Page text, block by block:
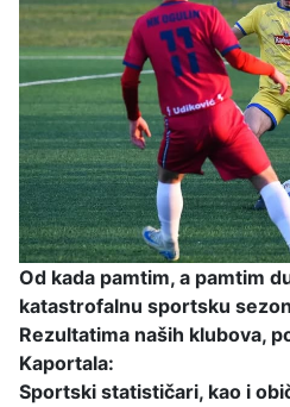
Od kada pamtim, a pamtim
katastrofalnu sportsku
Rezultatima naših klubova,
Kaportala:
Sportski statističari, kao i